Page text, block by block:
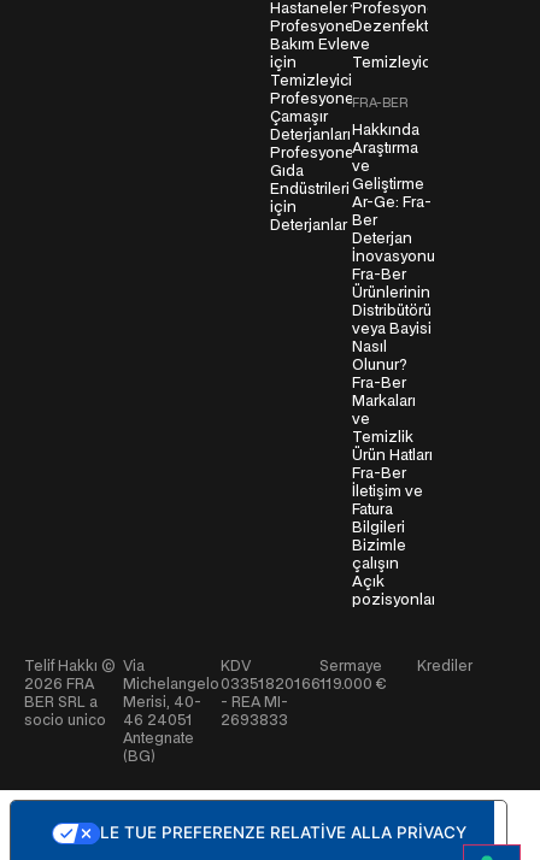
Hastaneler ve
Profesyonel
Bakım Evleri
için
Temizleyiciler
Profesyonel
Çamaşır
Deterjanları
Profesyonel
Gıda
Endüstrileri
için
Deterjanlar
Profesyonel
Dezenfektanlar
ve
Temizleyiciler
FRA-BER
Hakkında
Araştırma
ve
Geliştirme
Ar-Ge: Fra-
Ber
Deterjan
İnovasyonu
Fra-Ber
Ürünlerinin
Distribütörü
veya Bayisi
Nasıl
Olunur?
Fra-Ber
Markaları
ve
Temizlik
Ürün Hatları
Fra-Ber
İletişim ve
Fatura
Bilgileri
Bizimle
çalışın
Açık
pozisyonlar
Telif Hakkı ©
2026 FRA
BER SRL a
socio unico
Via
Michelangelo
Merisi, 40-
46 24051
Antegnate
(BG)
KDV
03351820166
- REA MI-
2693833
Sermaye
119.000 €
Krediler
LE TUE PREFERENZE RELATIVE ALLA PRIVACY